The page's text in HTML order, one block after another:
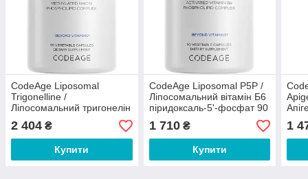
CodeAge Liposomal
Trigonelline /
Ліпосомальний тригонелін
250 мг 90 капсул
2 404 ₴
Купити
CodeAge Liposomal P5P /
Ліпосомальний вітамін Б6
піридоксаль-5'-фосфат 90
капсул
1 710₴
Купити
1